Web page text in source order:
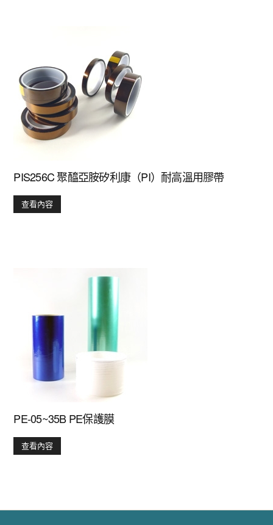
PIS256C 聚醯亞胺矽利康（PI）耐高溫用膠帶
查看內容
PE-05~35B PE保護膜
查看內容